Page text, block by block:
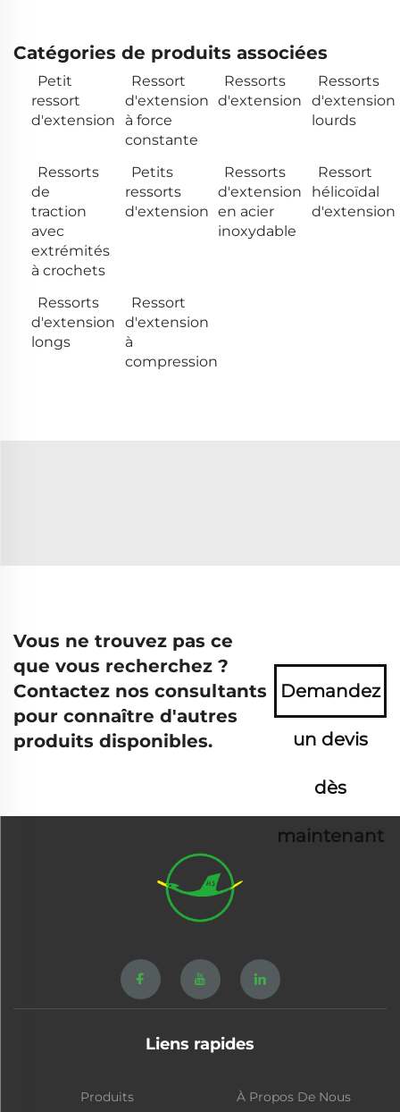
Catégories de produits associées
Petit
ressort
d'extension
Ressort
d'extension
à force
constante
Ressorts
d'extension
Ressorts
d'extension
lourds
Ressorts
de
traction
avec
extrémités
à crochets
Petits
ressorts
d'extension
Ressorts
d'extension
en acier
inoxydable
Ressort
hélicoïdal
d'extension
Ressorts
d'extension
longs
Ressort
d'extension
à
compression
Vous ne trouvez pas ce
que vous recherchez ?
Contactez nos consultants
pour connaître d'autres
produits disponibles.
Demandez
un devis
dès
maintenant
Liens rapides
Produits À Propos De Nous